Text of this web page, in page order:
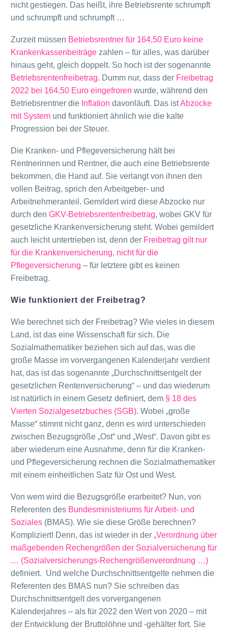
nicht gestiegen. Das heißt, ihre Betriebsrente schrumpft
und schrumpft und schrumpft …
Zurzeit müssen Betriebsrentner für 164,50 Euro keine
Krankenkassenbeiträge zahlen – für alles, was darüber
hinaus geht, gleich doppelt. So hoch ist der sogenannte
Betriebsrentenfreibetrag. Dumm nur, dass der Freibetrag
2022 bei 164,50 Euro eingefroren wurde, während den
Betriebsrentner die Inflation davonläuft. Das istAbzocke
mit System und funktioniert ähnlich wie die kalte
Progression bei der Steuer.
Die Kranken- und Pflegeversicherung hält bei
Rentnerinnen und Rentner, die auch eine Betriebsrente
bekommen, die Hand auf. Sie verlangt von ihnen den
vollen Beitrag, sprich den Arbeitgeber- und
Arbeitnehmeranteil. Gemildert wird diese Abzocke nur
durch den GKV-Betriebsrentenfreibetrag, wobei GKV für
gesetzliche Krankenversicherung steht. Wobei gemildert
auch leicht untertrieben ist, denn der Freibetrag gilt nur
für die Krankenversicherung, nicht für die
Pflegeversicherung – für letztere gibt es keinen
Freibetrag.
Wie funktioniert der Freibetrag?
Wie berechnet sich der Freibetrag? Wie vieles in diesem
Land, ist das eine Wissenschaft für sich. Die
Sozialmathematiker beziehen sich auf das, was die
große Masse im vorvergangenen Kalenderjahr verdient
hat, das ist das sogenannte „Durchschnittsentgelt der
gesetzlichen Rentenversicherung“ – und das wiederum
ist natürlich in einem Gesetz definiert, dem § 18 des
Vierten Sozialgesetzbuches (SGB). Wobei „große
Masse“ stimmt nicht ganz, denn es wird unterschieden
zwischen Bezugsgröße „Ost“ und „West“. Davon gibt es
aber wiederum eine Ausnahme, denn für die Kranken-
und Pflegeversicherung rechnen die Sozialmathematiker
mit einem einheitlichen Satz für Ost und West.
Von wem wird die Bezugsgröße erarbeitet? Nun, von
Referenten des Bundesministeriums für Arbeit- und
Soziales (BMAS). Wie sie diese Größe berechnen?
Kompliziert! Denn, das ist wieder in der „Verordnung über
maßgebenden Rechengrößen der Sozialversicherung für
… (Sozialversicherungs-Rechengrößenverordnung …)
definiert. Und welche Durchschnittsentgelte nehmen die
Referenten des BMAS nun? Sie schreiben das
Durchschnittsentgelt des vorvergangenen
Kalenderjahres – als für 2022 den Wert von 2020 – mit
der Entwicklung der Bruttolöhne und -gehälter fort. Sie